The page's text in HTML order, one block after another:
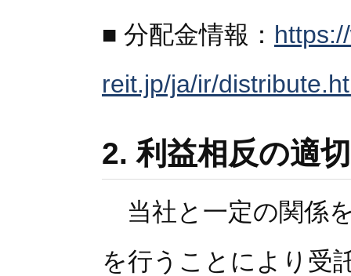
■ 分配金情報：
reit.jp/ja/ir/
2. 利益相反の適
当社と一定の関係
を行うことにより受